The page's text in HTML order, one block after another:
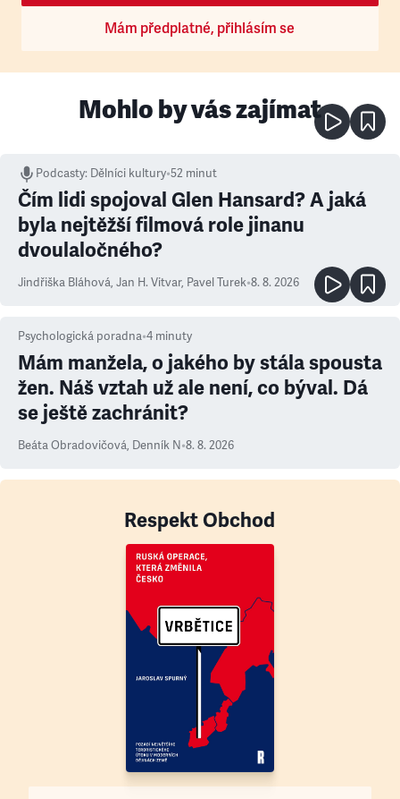
Mám předplatné, přihlásím se
Mohlo by vás zajímat
Podcasty: Dělníci kultury•52 minut
Čím lidi spojoval Glen Hansard? A jaká
byla nejtěžší filmová role jinanu
dvoulaločného?
Jindřiška Bláhová, Jan H. Vitvar, Pavel Turek•8. 8. 2026
Psychologická poradna•4 minuty
Mám manžela, o jakého by stála spousta
žen. Náš vztah už ale není, co býval. Dá
se ještě zachránit?
Beáta Obradovičová, Denník N•8. 8. 2026
Respekt Obchod